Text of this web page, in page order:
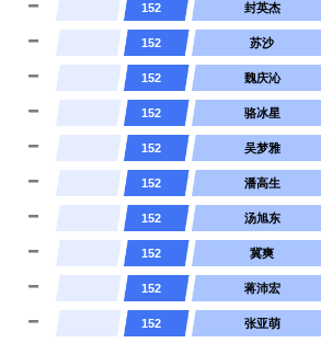
152 封英杰
152 苏沙
152 魏庆沁
152 骆冰星
152 吴梦雅
152 潘高生
152 汤旭东
152 冀爽
152 蒋沛宏
152 张亚萌